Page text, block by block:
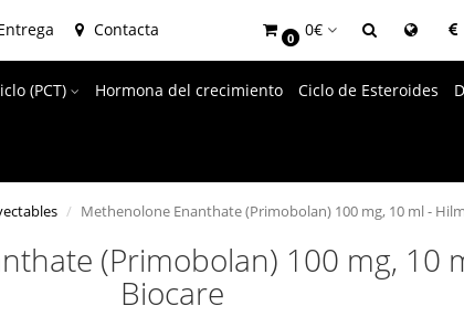
Contacta 0 0€
(PCT) Hormona del crecimiento Ciclo de Esteroides
Methenolone Enanthate (Primobolan) 100 mg, 10 ml -
(Primobolan) 100 mg, 10
Biocare